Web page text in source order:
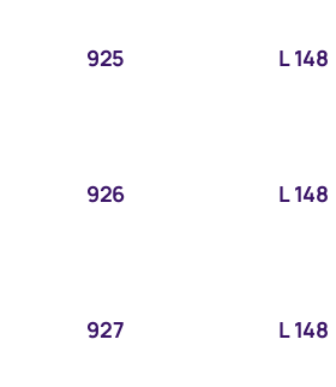
925 L 148
926 L 148
927 L 148